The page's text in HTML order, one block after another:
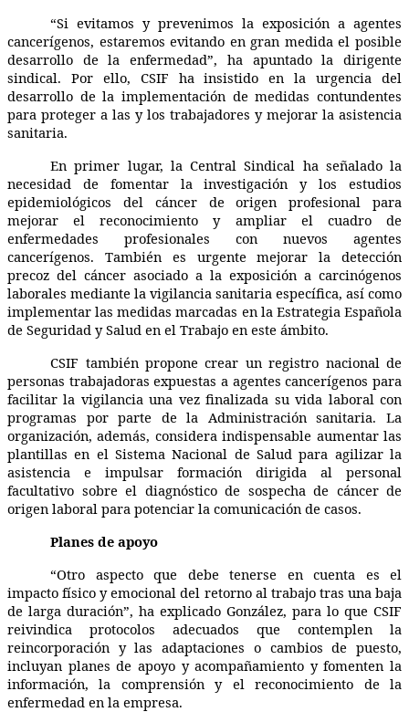
“Si evitamos y prevenimos la exposición a agentes
cancerígenos, estaremos evitando en gran medida el posible
desarrollo de la enfermedad”, ha apuntado la dirigente
sindical. Por ello, CSIF ha insistido en la urgencia del
desarrollo de la implementación de medidas contundentes
para proteger a las y los trabajadores y mejorar la asistencia
sanitaria.
En primer lugar, la Central Sindical ha señalado la
necesidad de fomentar la investigación y los estudios
epidemiológicos del cáncer de origen profesional para
mejorar el reconocimiento y ampliar el cuadro de
enfermedades profesionales con nuevos agentes
cancerígenos. También es urgente mejorar la detección
precoz del cáncer asociado a la exposición a carcinógenos
laborales mediante la vigilancia sanitaria específica, así como
implementar las medidas marcadas en la Estrategia Española
de Seguridad y Salud en el Trabajo en este ámbito.
CSIF también propone crear un registro nacional de
personas trabajadoras expuestas a agentes cancerígenos para
facilitar la vigilancia una vez finalizada su vida laboral con
programas por parte de la Administración sanitaria. La
organización, además, considera indispensable aumentar las
plantillas en el Sistema Nacional de Salud para agilizar la
asistencia e impulsar formación dirigida al personal
facultativo sobre el diagnóstico de sospecha de cáncer de
origen laboral para potenciar la comunicación de casos.
Planes de apoyo
“Otro aspecto que debe tenerse en cuenta es el
impacto físico y emocional del retorno al trabajo tras una baja
de larga duración”, ha explicado González, para lo que CSIF
reivindica protocolos adecuados que contemplen la
reincorporación y las adaptaciones o cambios de puesto,
incluyan planes de apoyo y acompañamiento y fomenten la
información, la comprensión y el reconocimiento de la
enfermedad en la empresa.